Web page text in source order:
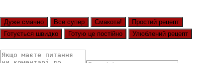
Дуже смачно Все супер Смакота!
Простий рецепт
Готується швидко
Готую це постійно Улюблений рецепт